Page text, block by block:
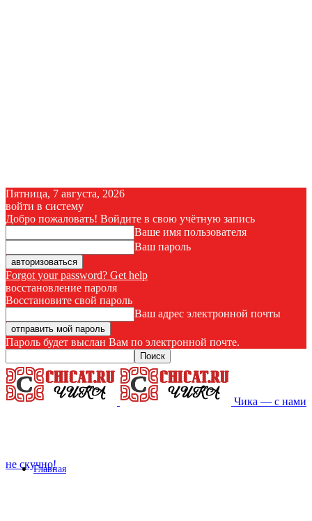
Пятница, 7 августа, 2026
войти в систему
Добро пожаловать! Войдите в свою учётную запись
Ваше имя пользователя
Ваш пароль
Forgot your password? Get help
восстановление пароля
Восстановите свой пароль
Ваш адрес электронной почты
Пароль будет выслан Вам по электронной почте.
Чика — с нами
не скучно!
Главная